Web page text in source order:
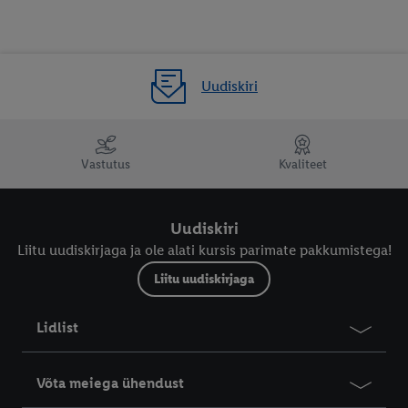
Uudiskiri
Vastutus Kvaliteet
Uudiskiri
Liitu uudiskirjaga ja ole alati kursis parimate pakkumistega!
Liitu uudiskirjaga
Lidlist
Võta meiega ühendust